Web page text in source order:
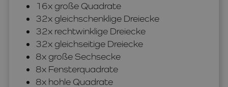
16x große Quadrate
32x gleichschenklige Dreiecke
32x rechtwinklige Dreiecke
32x gleichseitige Dreiecke
8x große Sechsecke
8x Fensterquadrate
8x hohle Quadrate